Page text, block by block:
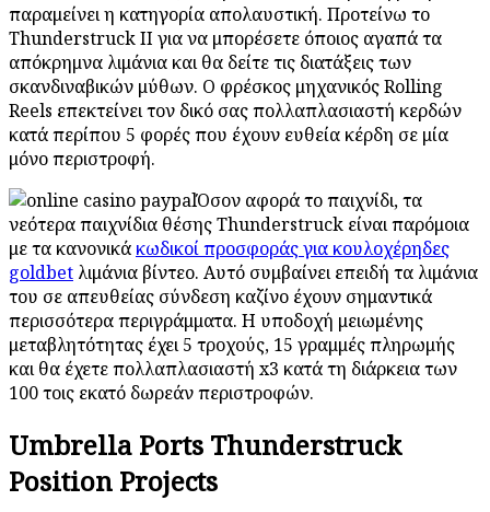
παραμείνει η κατηγορία απολαυστική. Προτείνω το
Thunderstruck II για να μπορέσετε όποιος αγαπά τα
απόκρημνα λιμάνια και θα δείτε τις διατάξεις των
σκανδιναβικών μύθων. Ο φρέσκος μηχανικός Rolling
Reels επεκτείνει τον δικό σας πολλαπλασιαστή κερδών
κατά περίπου 5 φορές που έχουν ευθεία κέρδη σε μία
μόνο περιστροφή.
Όσον αφορά το παιχνίδι, τα
νεότερα παιχνίδια θέσης Thunderstruck είναι παρόμοια
με τα κανονικά κωδικοί προσφοράς για κουλοχέρηδες
goldbet λιμάνια βίντεο. Αυτό συμβαίνει επειδή τα λιμάνια
του σε απευθείας σύνδεση καζίνο έχουν σημαντικά
περισσότερα περιγράμματα. Η υποδοχή μειωμένης
μεταβλητότητας έχει 5 τροχούς, 15 γραμμές πληρωμής
και θα έχετε πολλαπλασιαστή x3 κατά τη διάρκεια των
100 τοις εκατό δωρεάν περιστροφών.
Umbrella Ports Thunderstruck
Position Projects